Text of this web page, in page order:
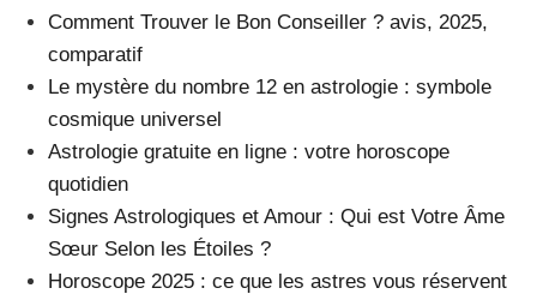
Comment Trouver le Bon Conseiller ? avis, 2025,
comparatif
Le mystère du nombre 12 en astrologie : symbole
cosmique universel
Astrologie gratuite en ligne : votre horoscope
quotidien
Signes Astrologiques et Amour : Qui est Votre Âme
Sœur Selon les Étoiles ?
Horoscope 2025 : ce que les astres vous réservent